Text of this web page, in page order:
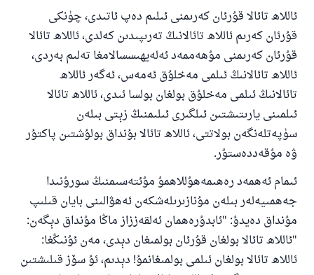
ئاللاھ تائالا قۇرئان كەرىمنى ئىلىم دەپ ئاتىدى، چۈنكى
قۇرئان كەرىم ئاللاھ تائالانىڭ تەرىپىدىن كەلدى، ئاللاھ تائالا
قۇرئان كەرىمنى مۇھەممەد ئەلەيھىسسالامغا تەلىم بەردى،
ئاللاھ تائالانىڭ ئىلمى مەخلۇق ئەمەس، ئەگەر ئاللاھ
تائالانىڭ ئىلمى مەخلۇق بولغان بولسا ئىدى، ئاللاھ تائالا
ئىلمىنى يارىتىشتىن ئىلگىرى ئىلىمنىڭ زېتى بىلەن
سۈپەتلەنگەن بولاتتى، ئاللاھ تائالا بۇنداق بولۇشتىن پاكتۇر
ۋە مۇقەددەستۇر.
ئىمام ئەھمەد رەھىمەھۇللاھمۇ مۇئتەسىمنىڭ سورۇنىدا
جەھمىيەلەر بىلەن مۇنازىرىلەشكەن ئەھۋالىنى بايان قىلىپ
مۇنداق دەيدۇ: "ئابدۇرەھمان ئەلقەززاز ماڭا مۇنداق دېگەن:
"ئاللاھ تائالا بولغان قۇرئان بولمىغان دېدى، مەن ئۇنىڭغا:
ئاللاھ تائالا بولغان ئىلمى بولمىغانمۇ! دېدىم، ئۇ سۆز قىلىشتىن